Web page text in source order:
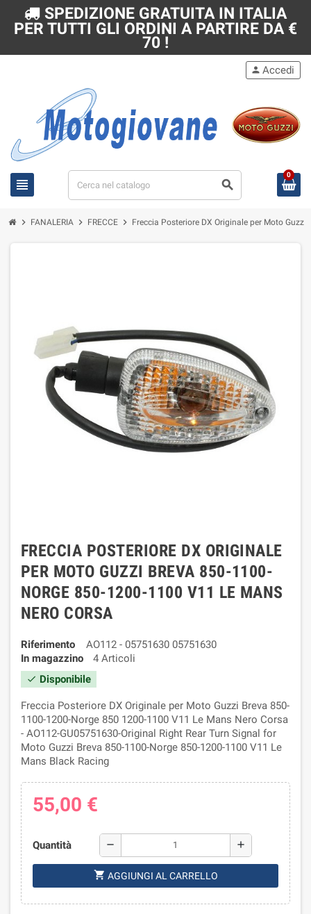
SPEDIZIONE GRATUITA IN ITALIA
PER TUTTI GLI ORDINI A PARTIRE DA €
70 !
view_headline search
person Accedi
0
chevron_right FANALERIA chevron_right FRECCE chevron_right Freccia Posteriore DX Originale per Moto
FRECCIA POSTERIORE DX ORIGINALE
PER MOTO GUZZI BREVA 850-1100-
NORGE 850-1200-1100 V11 LE MANS
NERO CORSA
Riferimento
AO112 - 05751630 05751630
In magazzino
4 Articoli
check Disponibile
Freccia Posteriore DX Originale per Moto Guzzi Breva 850-
1100-1200-Norge 850 1200-1100 V11 Le Mans Nero Corsa
- AO112-GU05751630-Original Right Rear Turn Signal for
Moto Guzzi Breva 850-1100-Norge 850-1200-1100 V11 Le
Mans Black Racing
55,00 €
Quantità remove add
shopping_cart AGGIUNGI AL CARRELLO